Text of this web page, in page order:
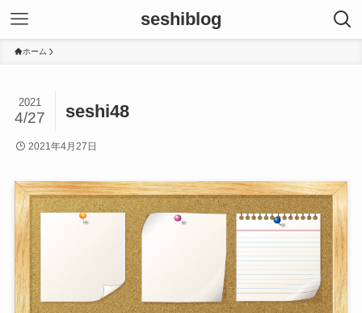
seshiblog
ホーム
seshi48
2021
4/27
2021年4月27日